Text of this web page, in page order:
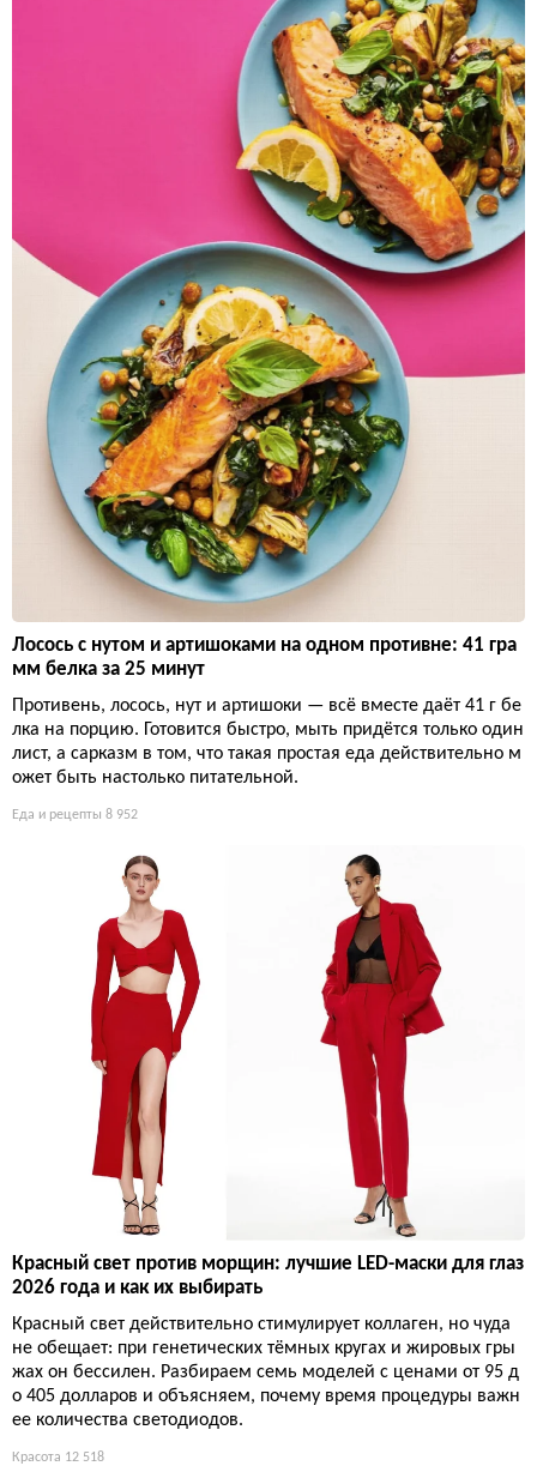
Лосось с нутом и артишоками на одном противне: 41 гра
мм белка за 25 минут
Противень, лосось, нут и артишоки — всё вместе даёт 41 г бе
лка на порцию. Готовится быстро, мыть придётся только один
лист, а сарказм в том, что такая простая еда действительно м
ожет быть настолько питательной.
Еда и рецепты 8 952
Красный свет против морщин: лучшие LED-маски для глаз
2026 года и как их выбирать
Красный свет действительно стимулирует коллаген, но чуда
не обещает: при генетических тёмных кругах и жировых гры
жах он бессилен. Разбираем семь моделей с ценами от 95 д
о 405 долларов и объясняем, почему время процедуры важн
ее количества светодиодов.
Красота 12 518